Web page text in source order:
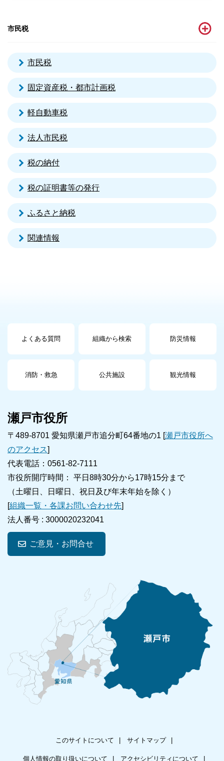
市民税
市民税
固定資産税・都市計画税
軽自動車税
法人市民税
税の納付
税の証明書等の発行
ふるさと納税
関連情報
よくある質問 組織から検索 防災情報
消防・救急 公共施設 観光情報
瀬戸市役所
〒489-8701 愛知県瀬戸市追分町64番地の1 [瀬戸市役所へ
のアクセス]
代表電話：0561-82-7111
市役所開庁時間： 平日8時30分から17時15分まで
（土曜日、日曜日、祝日及び年末年始を除く）
[組織一覧・各課お問い合わせ先]
法人番号 : 3000020232041
ご意見・お問合せ
このサイトについて サイトマップ
個人情報の取り扱いについて アクセシビリティについて